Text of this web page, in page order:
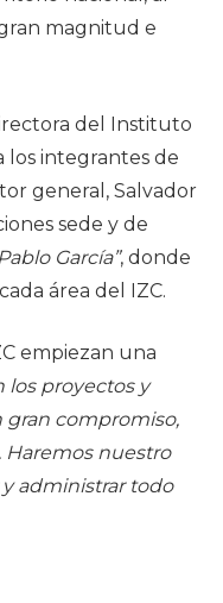
magnitud e
del Instituto
los integrantes de
general, Salvador
sede y de
García”, donde
área del IZC.
empiezan una
los proyectos y
gran compromiso,
Haremos nuestro
administrar todo